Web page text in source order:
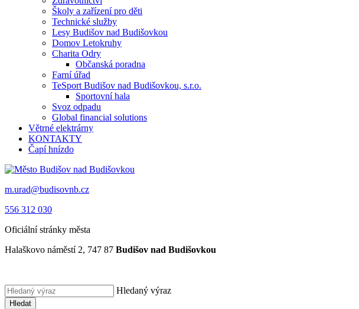
Školy a zařízení pro děti
Technické služby
Lesy Budišov nad Budišovkou
Domov Letokruhy
Charita Odry
Občanská poradna
Farní úřad
TeSport Budišov nad Budišovkou, s.r.o.
Sportovní hala
Svoz odpadu
Global financial solutions
Větrné elektrárny
KONTAKTY
Čapí hnízdo
m.urad@budisovnb.cz
556 312 030
Oficiální stránky města
Halaškovo náměstí 2, 747 87 Budišov nad Budišovkou
Hledaný výraz
Hledat